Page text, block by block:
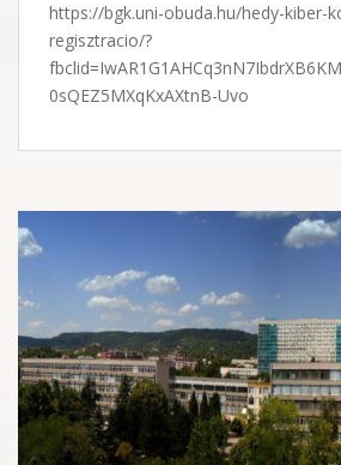
https://bgk.uni-obuda.hu/hedy-kiber-
regisztracio/?
0sQEZ5MXqKxAXtnB-Uvo